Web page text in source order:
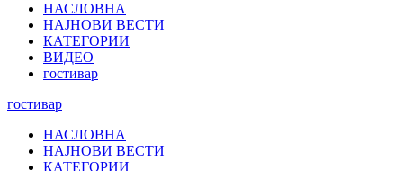
НАСЛОВНА
НАЈНОВИ ВЕСТИ
КАТЕГОРИИ
ВИДЕО
гостивар
гостивар
НАСЛОВНА
НАЈНОВИ ВЕСТИ
КАТЕГОРИИ